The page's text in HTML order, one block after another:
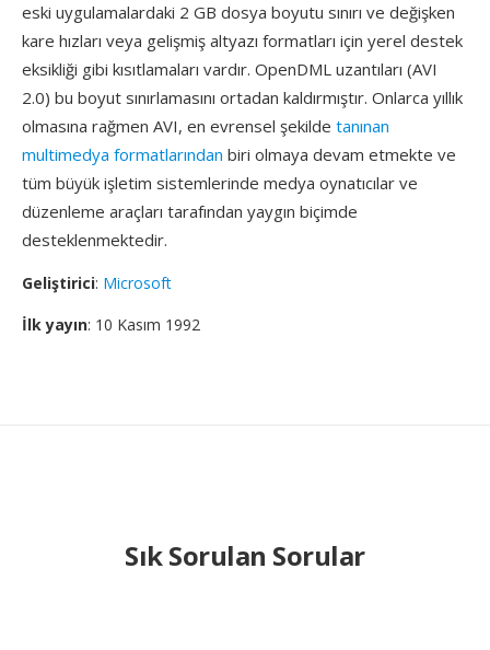
eski uygulamalardaki 2 GB dosya boyutu sınırı ve değişken
kare hızları veya gelişmiş altyazı formatları için yerel destek
eksikliği gibi kısıtlamaları vardır. OpenDML uzantıları (AVI
2.0) bu boyut sınırlamasını ortadan kaldırmıştır. Onlarca yıllık
olmasına rağmen AVI, en evrensel şekilde tanınan
multimedya formatlarından biri olmaya devam etmekte ve
tüm büyük işletim sistemlerinde medya oynatıcılar ve
düzenleme araçları tarafından yaygın biçimde
desteklenmektedir.
Geliştirici: Microsoft
İlk yayın: 10 Kasım 1992
Sık Sorulan Sorular